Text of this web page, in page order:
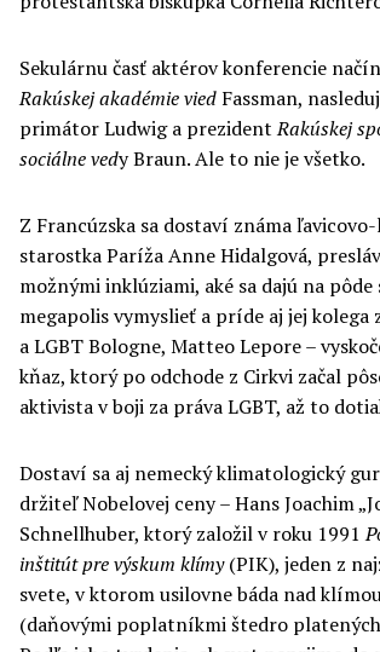
Sekulárnu časť aktérov konferencie
Rakúskej akadémie vied Fassman,
primátor Ludwig a prezidentRakúskej
sociálne vedy Braun. Ale to nie je všetko.
Z Francúzska sa dostaví známa
starostka Paríža Anne Hidalgová,
možnými inklúziami, aké sa dajú na pôde
megapolis vymyslieť a príde aj jej kolega
a LGBT Bologne, Matteo Lepore –
kňaz, ktorý po odchode z Cirkvi začal
aktivista v boji za práva LGBT, až to
Dostaví sa aj nemecký klimatologický
držiteľ Nobelovej ceny – Hans Joachim
Schnellhuber, ktorý založil v roku 1991
inštitút pre výskum klímy(PIK), jeden z
svete, v ktorom usilovne báda nad
(daňovými poplatníkmi štedro